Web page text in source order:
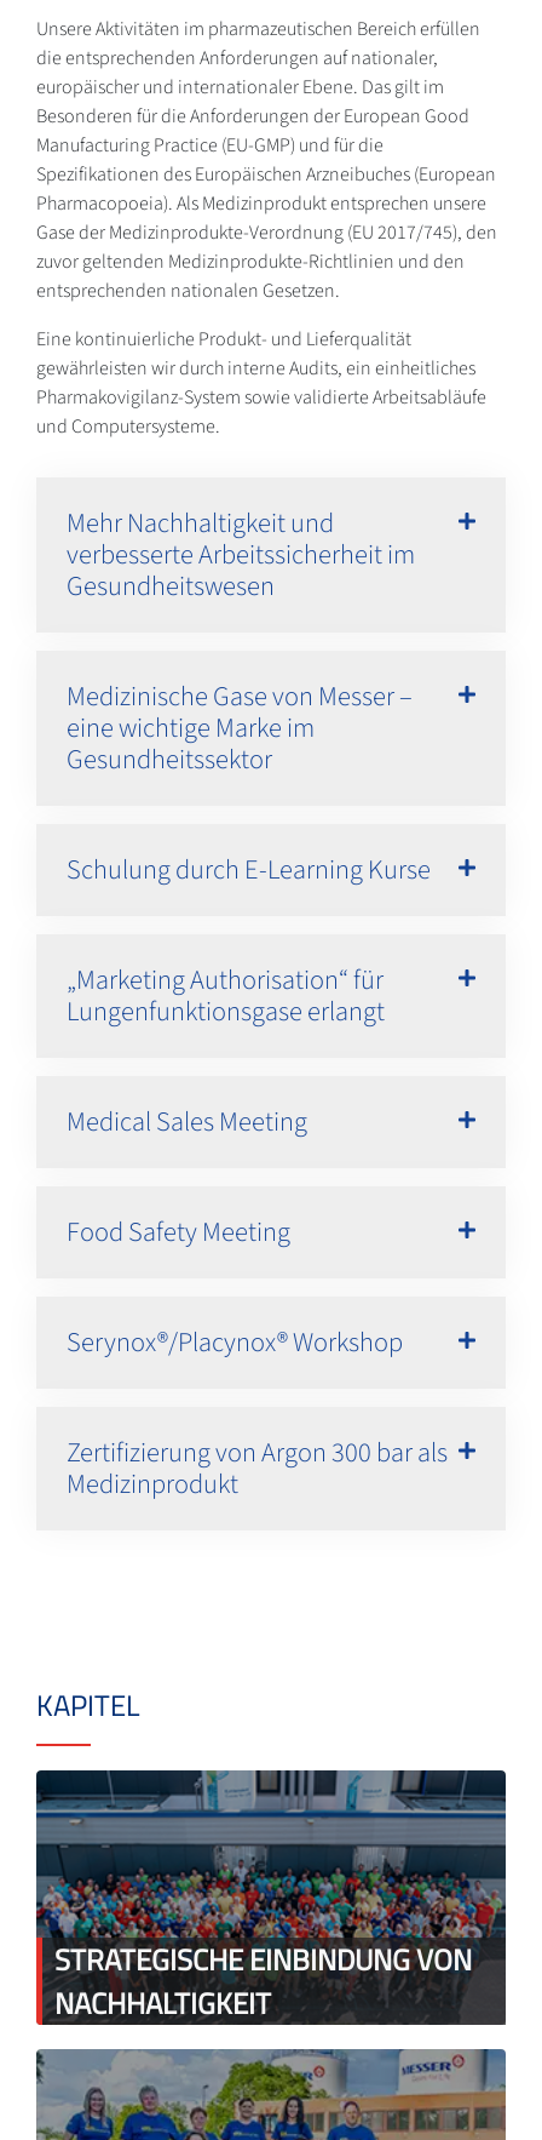
Unsere Aktivitäten im pharmazeutischen Bereich erfüllen
die entsprechenden Anforderungen auf nationaler,
europäischer und internationaler Ebene. Das gilt im
Besonderen für die Anforderungen der European Good
Manufacturing Practice (EU-GMP) und für die
Spezifikationen des Europäischen Arzneibuches (European
Pharmacopoeia). Als Medizinprodukt entsprechen unsere
Gase der Medizinprodukte-Verordnung (EU 2017/745), den
zuvor geltenden Medizinprodukte-Richtlinien und den
entsprechenden nationalen Gesetzen.
Eine kontinuierliche Produkt- und Lieferqualität
gewährleisten wir durch interne Audits, ein einheitliches
Pharmakovigilanz-System sowie validierte Arbeitsabläufe
und Computersysteme.
Mehr Nachhaltigkeit und
verbesserte Arbeitssicherheit im
Gesundheitswesen
Medizinische Gase von Messer –
eine wichtige Marke im
Gesundheitssektor
Schulung durch E-Learning Kurse
„Marketing Authorisation“ für
Lungenfunktionsgase erlangt
Medical Sales Meeting
Food Safety Meeting
Serynox®/Placynox® Workshop
Zertifizierung von Argon 300 bar als
Medizinprodukt
KAPITEL
STRATEGISCHE EINBINDUNG VON
NACHHALTIGKEIT